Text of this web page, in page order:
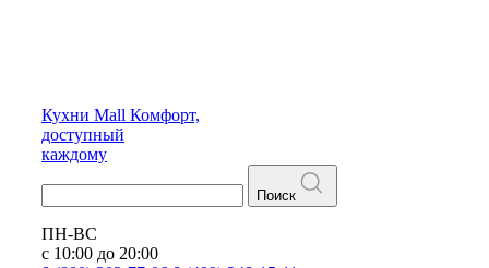
Кухни Mall Комфорт,
доступный
каждому
Поиск
ПН-ВС
с 10:00 до 20:00